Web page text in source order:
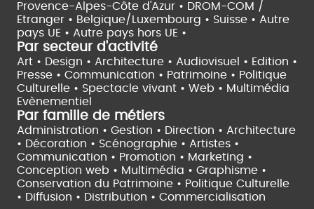
Provence-Alpes-Côte d'Azur • DROM-COM /
Etranger • Belgique/Luxembourg • Suisse • Autre
pays UE • Autre pays hors UE •
Par secteur d'activité
Art • Design • Architecture • Audiovisuel • Edition •
Presse • Communication • Patrimoine • Politique
Culturelle • Spectacle vivant • Web • Multimédia
Evènementiel
Par famille de métiers
Administration • Gestion • Direction • Architecture
• Décoration • Scénographie • Artistes •
Communication • Promotion • Marketing •
Conception web • Multimédia • Graphisme •
Conservation du Patrimoine • Politique Culturelle
• Diffusion • Distribution • Commercialisation